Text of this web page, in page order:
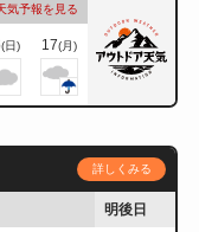
気予報を見る
(日) 17(月)
詳しくみる
明後日